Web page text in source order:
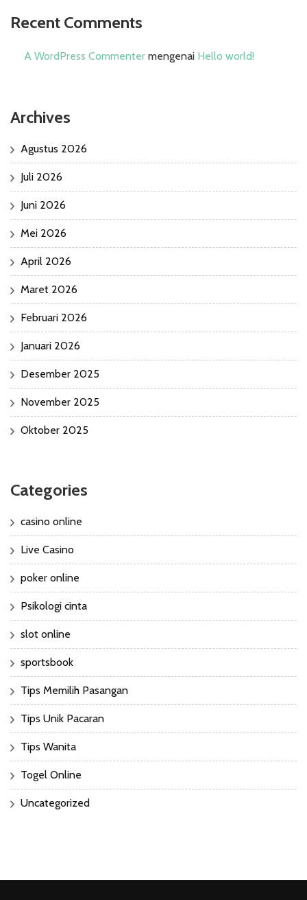
Recent Comments
A WordPress Commenter mengenai Hello world!
Archives
Agustus 2026
Juli 2026
Juni 2026
Mei 2026
April 2026
Maret 2026
Februari 2026
Januari 2026
Desember 2025
November 2025
Oktober 2025
Categories
casino online
Live Casino
poker online
Psikologi cinta
slot online
sportsbook
Tips Memilih Pasangan
Tips Unik Pacaran
Tips Wanita
Togel Online
Uncategorized